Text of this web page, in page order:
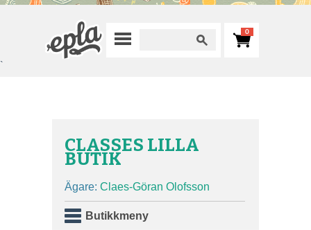
0
`
CLASSES LILLA
BUTIK
Ägare: Claes-Göran Olofsson
Butikkmeny